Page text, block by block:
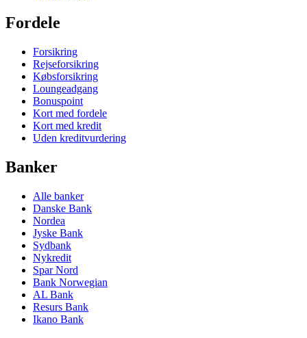
Fordele
Forsikring
Rejseforsikring
Købsforsikring
Loungeadgang
Bonuspoint
Kort med fordele
Kort med kredit
Uden kreditvurdering
Banker
Alle banker
Danske Bank
Nordea
Jyske Bank
Sydbank
Nykredit
Spar Nord
Bank Norwegian
AL Bank
Resurs Bank
Ikano Bank